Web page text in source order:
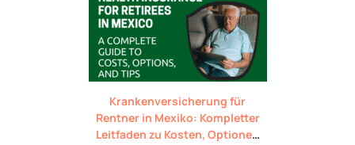
Krankenversicherung für
Rentner in Mexiko: Kompletter
Leitfaden zu Kosten, Optionen